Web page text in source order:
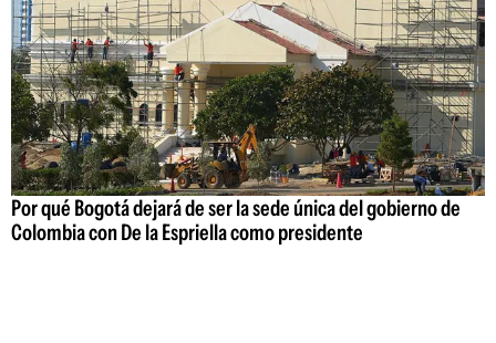
Por qué Bogotá dejará de ser la sede única del gobierno de
Colombia con De la Espriella como presidente